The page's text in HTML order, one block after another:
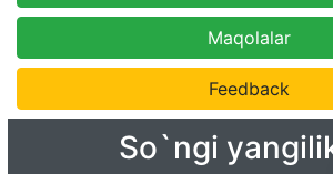
Maqolalar
Feedback
So`ngi